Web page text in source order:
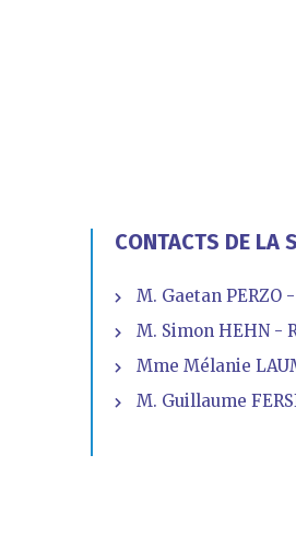
CONTACTS DE LA
M. Gaetan PERZO
M. Simon HEHN -
Mme Mélanie
M. Guillaume